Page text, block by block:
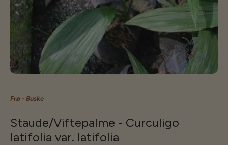
Frø - Buske
Staude/Viftepalme - Curculigo
latifolia var. latifolia